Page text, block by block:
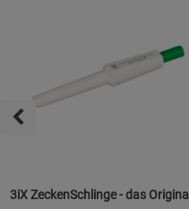
3iX ZeckenSchlinge - das Original